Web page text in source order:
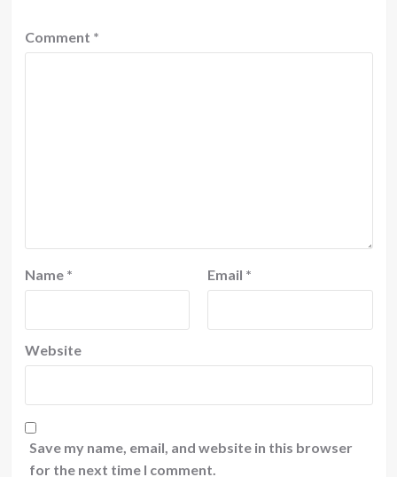
Comment *
Name * Email *
Website
Save my name, email, and website in this browser
for the next time I comment.